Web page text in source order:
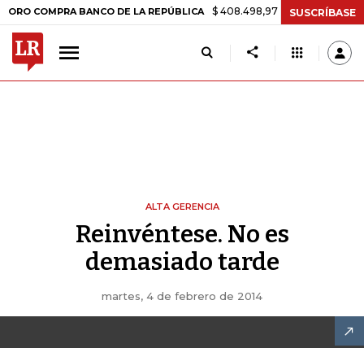
COMPRA BANCO DE LA REPÚBLICA $ 408.498,97 +$ 8.753,81 +2,19%
SUSCRÍBASE
ALTA GERENCIA
Reinvéntese. No es
demasiado tarde
martes, 4 de febrero de 2014